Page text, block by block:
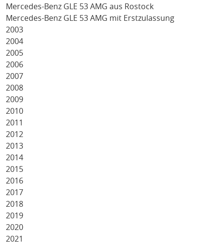
Mercedes-Benz GLE 53 AMG aus Rostock
Mercedes-Benz GLE 53 AMG mit Erstzulassung
2003
2004
2005
2006
2007
2008
2009
2010
2011
2012
2013
2014
2015
2016
2017
2018
2019
2020
2021